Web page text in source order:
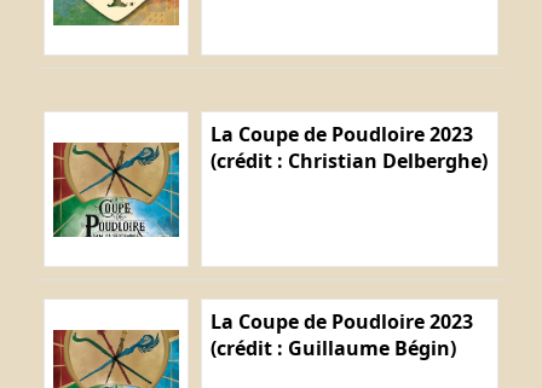
La Coupe de Poudloire 2023
(crédit : Christian Delberghe)
La Coupe de Poudloire 2023
(crédit : Guillaume Bégin)